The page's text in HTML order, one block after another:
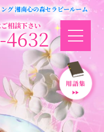
相談下さい
4632
グ 湘南心の森セラピールーム